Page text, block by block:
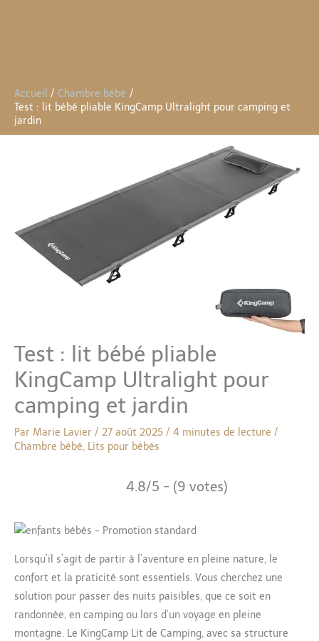
Accueil
Chambre bébé
Test : lit bébé pliable KingCamp Ultralight pour camping et
jardin
Test : lit bébé pliable
KingCamp Ultralight pour
camping et jardin
Par Marie Lavier / 27 août 2025 / 4 minutes de lecture /
Chambre bébé, Lits pour bébés
4.8/5 - (9 votes)
Lorsqu’il s’agit de partir à l’aventure en pleine nature, le
confort et la praticité sont essentiels. Vous cherchez une
solution pour passer des nuits paisibles, que ce soit en
randonnée, en camping ou lors d’un voyage en pleine
montagne. Le KingCamp Lit de Camping, avec sa structure